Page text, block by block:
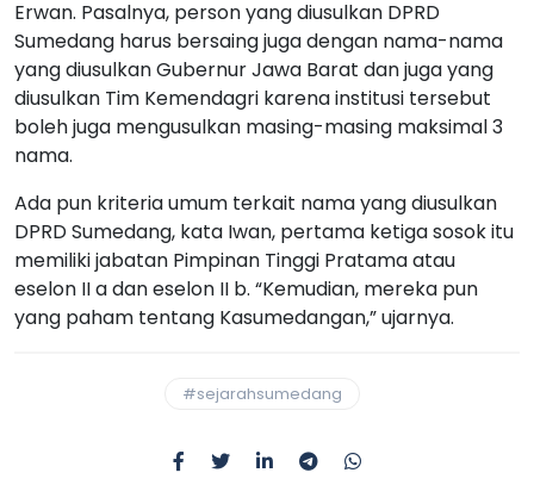
Erwan. Pasalnya, person yang diusulkan DPRD
Sumedang harus bersaing juga dengan nama-nama
yang diusulkan Gubernur Jawa Barat dan juga yang
diusulkan Tim Kemendagri karena institusi tersebut
boleh juga mengusulkan masing-masing maksimal 3
nama.
Ada pun kriteria umum terkait nama yang diusulkan
DPRD Sumedang, kata Iwan, pertama ketiga sosok itu
memiliki jabatan Pimpinan Tinggi Pratama atau
eselon II a dan eselon II b. “Kemudian, mereka pun
yang paham tentang Kasumedangan,” ujarnya.
#sejarahsumedang